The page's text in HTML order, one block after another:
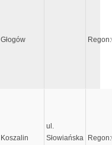
Głogów
Koszalin
ul.
Słowiańska